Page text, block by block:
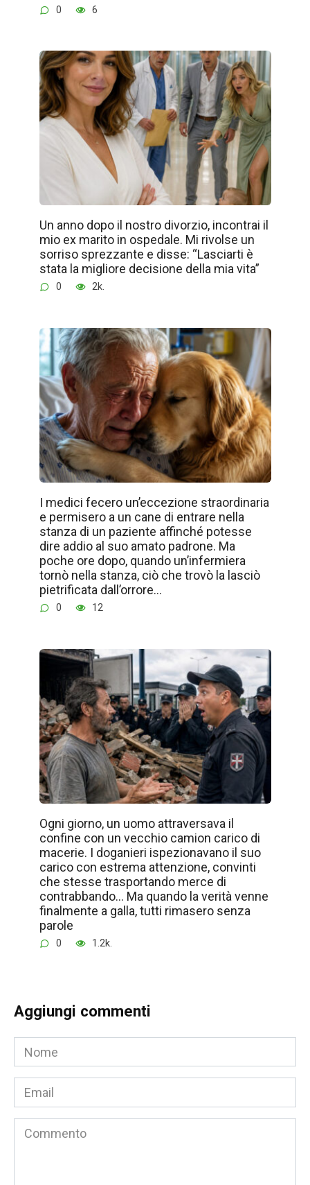
0 6
Un anno dopo il nostro divorzio, incontrai il
mio ex marito in ospedale. Mi rivolse un
sorriso sprezzante e disse: “Lasciarti è
stata la migliore decisione della mia vita”
0 2k.
I medici fecero un’eccezione straordinaria
e permisero a un cane di entrare nella
stanza di un paziente affinché potesse
dire addio al suo amato padrone. Ma
poche ore dopo, quando un’infermiera
tornò nella stanza, ciò che trovò la lasciò
pietrificata dall’orrore…
0 12
Ogni giorno, un uomo attraversava il
confine con un vecchio camion carico di
macerie. I doganieri ispezionavano il suo
carico con estrema attenzione, convinti
che stesse trasportando merce di
contrabbando… Ma quando la verità venne
finalmente a galla, tutti rimasero senza
parole
0 1.2k.
Aggiungi commenti
Nome
Email
Commento